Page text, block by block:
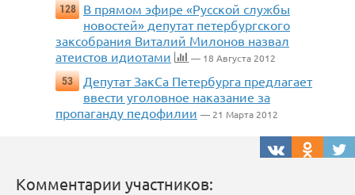
128
В прямом эфире «Русской службы
новостей» депутат петербургского
заксобрания Виталий Милонов назвал
атеистов идиотами
— 18 Августа 2012
53
Депутат ЗакСа Петербурга предлагает
ввести уголовное наказание за
пропаганду педофилии — 21 Марта 2012
Комментарии участников: